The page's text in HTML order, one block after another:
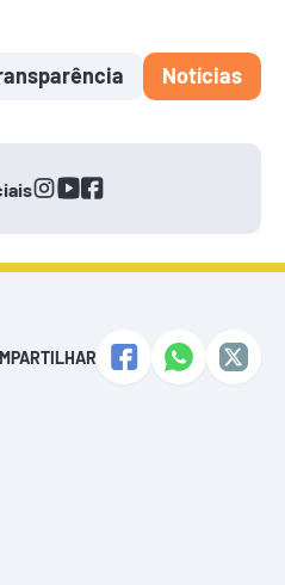
Notícias
instagram
youtube
facebook